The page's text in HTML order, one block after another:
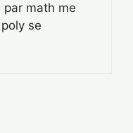
par math me
se